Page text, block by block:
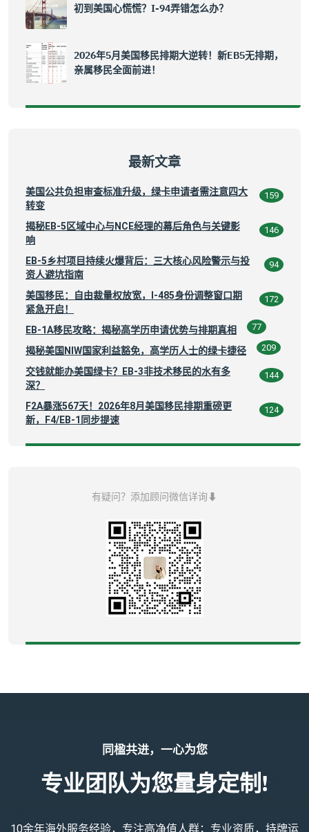
初到美国心慌慌？I-94弄错怎么办？
2026年5月美国移民排期大逆转！新EB5无排期，
亲属移民全面前进！
最新文章
美国公共负担审查标准升级，绿卡申请者需注意四大
转变
159
揭秘EB-5区域中心与NCE经理的幕后角色与关键影
响
146
EB-5乡村项目持续火爆背后：三大核心风险警示与投
资人避坑指南
94
美国移民：自由裁量权放宽，I-485身份调整窗口期
紧急开启！
172
EB-1A移民攻略：揭秘高学历申请优势与排期真相 77
揭秘美国NIW国家利益豁免，高学历人士的绿卡捷径 209
交钱就能办美国绿卡？EB-3非技术移民的水有多
深？
144
F2A暴涨567天！2026年8月美国移民排期重磅更
新，F4/EB-1同步提速
124
有疑问？添加顾问微信详询⬇
同楹共进，一心为您
专业团队为您量身定制!
10余年海外服务经验，专注高净值人群；专业资质，持牌运